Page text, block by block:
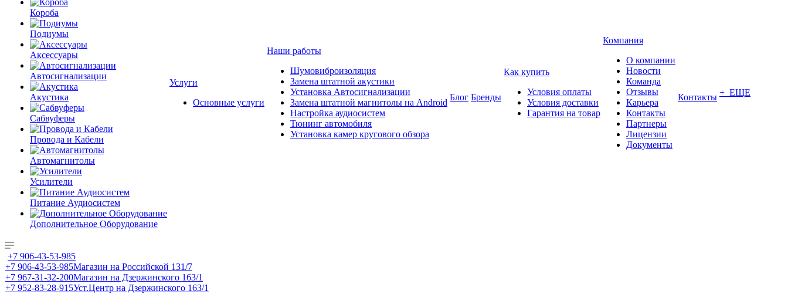
Короба
Подиумы
Аксессуары
Автосигнализации
Акустика
Сабвуферы
Провода и Кабели
Автомагнитолы
Усилители
Питание Аудиосистем
Дополнительное Оборудование
Услуги
Основные услуги
Наши работы
Шумовиброизоляция
Замена штатной акустики
Установка Автосигнализации
Замена штатной магнитолы на Android
Настройка аудиосистем
Тюнинг автомобиля
Установка камер кругового обзора
Блог Бренды
Как купить
Условия оплаты
Условия доставки
Гарантия на товар
Компания
О компании
Новости
Команда
Отзывы
Карьера
Контакты
Партнеры
Лицензии
Документы
Контакты + ЕЩЕ
+7 906-43-53-985
+7 906-43-53-985Магазин на Российской 131/7
+7 967-31-32-200Магазин на Дзержинского 163/1
+7 952-83-28-915Уст.Центр на Дзержинского 163/1